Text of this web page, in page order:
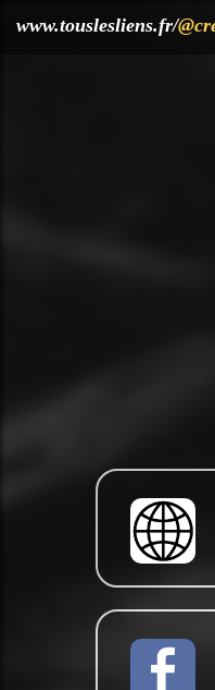
www.touslesliens.fr/